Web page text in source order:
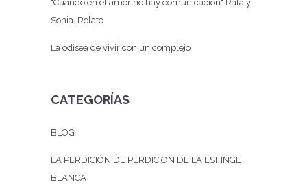
"Cuando en el amor no hay comunicación" Rafa y
Sonia. Relato
La odisea de vivir con un complejo
CATEGORÍAS
BLOG
LA PERDICIÓN DE PERDICIÓN DE LA ESFINGE
BLANCA